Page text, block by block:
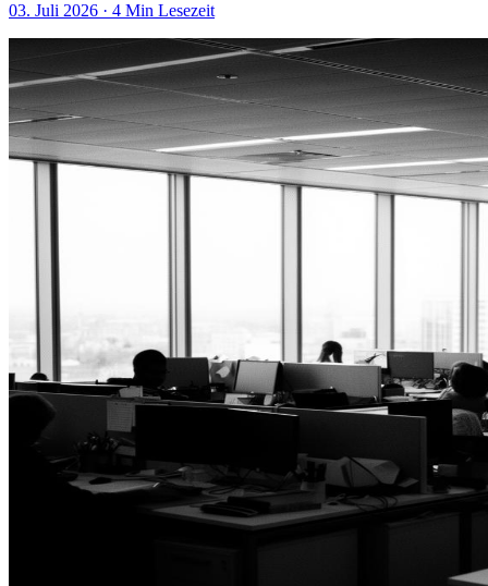
03. Juli 2026 · 4 Min Lesezeit